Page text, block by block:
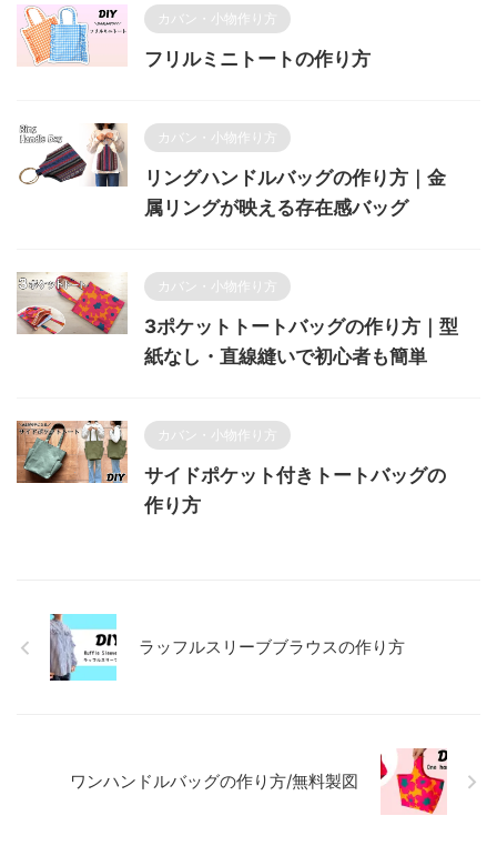
カバン・小物作り方
フリルミニトートの作り方
カバン・小物作り方
リングハンドルバッグの作り方｜金
属リングが映える存在感バッグ
カバン・小物作り方
3ポケットトートバッグの作り方｜型
紙なし・直線縫いで初心者も簡単
カバン・小物作り方
サイドポケット付きトートバッグの
作り方
ラッフルスリーブブラウスの作り方
ワンハンドルバッグの作り方/無料製図